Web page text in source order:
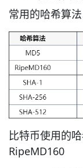
常用的哈希算
比特币使用的
RipeMD160